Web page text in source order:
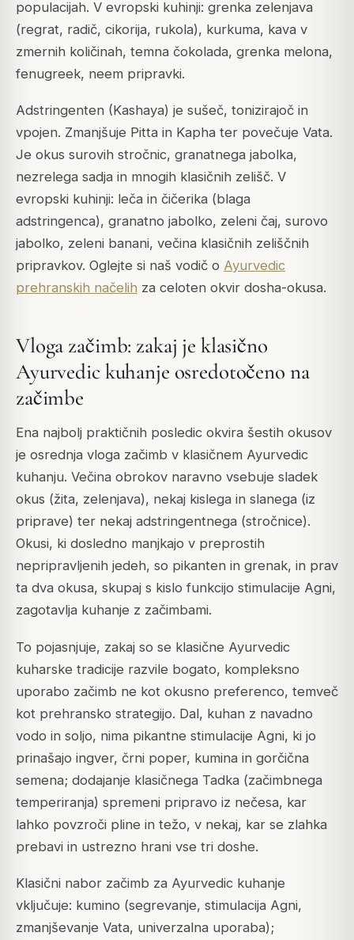
populacijah. V evropski kuhinji: grenka zelenjava
(regrat, radič, cikorija, rukola), kurkuma, kava v
zmernih količinah, temna čokolada, grenka melona,
fenugreek, neem pripravki.
Adstringenten (Kashaya) je sušeč, tonizirajoč in
vpojen. Zmanjšuje Pitta in Kapha ter povečuje Vata.
Je okus surovih stročnic, granatnega jabolka,
nezrelega sadja in mnogih klasičnih zelišč. V
evropski kuhinji: leča in čičerika (blaga
adstringenca), granatno jabolko, zeleni čaj, surovo
jabolko, zeleni banani, večina klasičnih zeliščnih
pripravkov. Oglejte si naš vodič o Ayurvedic
prehranskih načelih za celoten okvir dosha-okusa.
Vloga začimb: zakaj je klasično
Ayurvedic kuhanje osredotočeno na
začimbe
Ena najbolj praktičnih posledic okvira šestih okusov
je osrednja vloga začimb v klasičnem Ayurvedic
kuhanju. Večina obrokov naravno vsebuje sladek
okus (žita, zelenjava), nekaj kislega in slanega (iz
priprave) ter nekaj adstringentnega (stročnice).
Okusi, ki dosledno manjkajo v preprostih
nepripravljenih jedeh, so pikanten in grenak, in prav
ta dva okusa, skupaj s kislo funkcijo stimulacije Agni,
zagotavlja kuhanje z začimbami.
To pojasnjuje, zakaj so se klasične Ayurvedic
kuharske tradicije razvile bogato, kompleksno
uporabo začimb ne kot okusno preferenco, temveč
kot prehransko strategijo. Dal, kuhan z navadno
vodo in soljo, nima pikantne stimulacije Agni, ki jo
prinašajo ingver, črni poper, kumina in gorčična
semena; dodajanje klasičnega Tadka (začimbnega
temperiranja) spremeni pripravo iz nečesa, kar
lahko povzroči pline in težo, v nekaj, kar se zlahka
prebavi in ustrezno hrani vse tri doshe.
Klasični nabor začimb za Ayurvedic kuhanje
vključuje: kumino (segrevanje, stimulacija Agni,
zmanjševanje Vata, univerzalna uporaba);